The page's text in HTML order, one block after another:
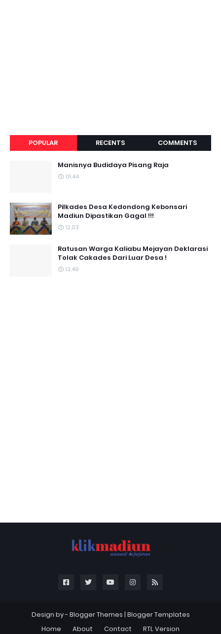
POPULAR RECENTS COMMENTS
Manisnya Budidaya Pisang Raja
01.44
Pilkades Desa Kedondong Kebonsari
Madiun Dipastikan Gagal !!!
12.03
Ratusan Warga Kaliabu Mejayan Deklarasi
Tolak Cakades Dari Luar Desa !
13.49
Design by - Blogger Themes | Blogger Templates
Home
About Contact RTL Version